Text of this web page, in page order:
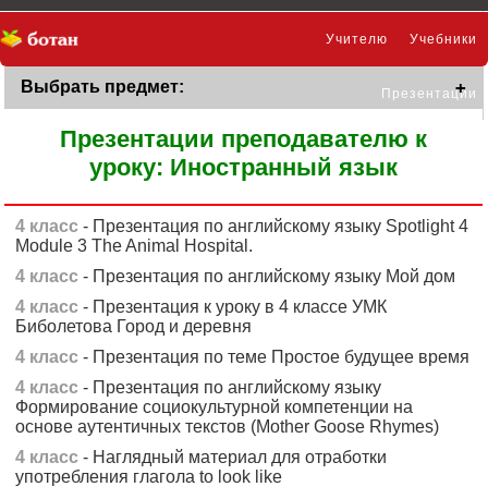
Учебники
Учителю
Презентации
Выбрать предмет:
Презентации преподавателю к
уроку: Иностранный язык
4 класс - Презентация по английскому языку Spotlight 4
Module 3 The Animal Hospital.
4 класс - Презентация по английскому языку Мой дом
4 класс - Презентация к уроку в 4 классе УМК
Биболетова Город и деревня
4 класс - Презентация по теме Простое будущее время
4 класс - Презентация по английскому языку
Формирование социокультурной компетенции на
основе аутентичных текстов (Mother Goose Rhymes)
4 класс - Наглядный материал для отработки
употребления глагола to look like